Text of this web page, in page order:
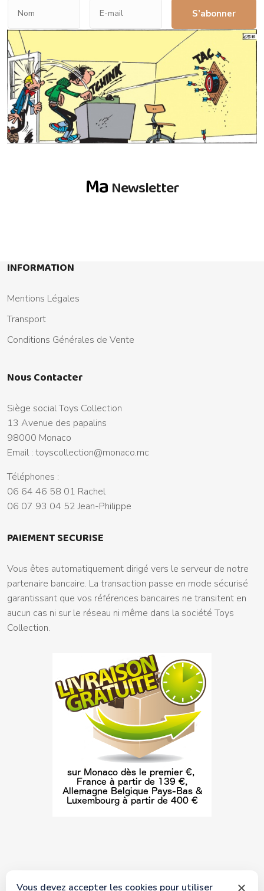
S’abonner
Ma Newsletter
INFORMATION
Mentions Légales
Transport
Conditions Générales de Vente
Nous Contacter
Siège social Toys Collection
13 Avenue des papalins
98000 Monaco
Email : toyscollection@monaco.mc
Téléphones :
06 64 46 58 01 Rachel
06 07 93 04 52 Jean-Philippe
PAIEMENT SECURISE
Vous êtes automatiquement dirigé vers le serveur de notre
partenaire bancaire. La transaction passe en mode sécurisé
garantissant que vos références bancaires ne transitent en
aucun cas ni sur le réseau ni même dans la société Toys
Collection.
Vous devez accepter les cookies pour utiliser